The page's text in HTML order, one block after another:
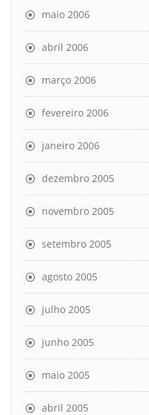
maio 2006
abril 2006
março 2006
fevereiro 2006
janeiro 2006
dezembro 2005
novembro 2005
setembro 2005
agosto 2005
julho 2005
junho 2005
maio 2005
abril 2005